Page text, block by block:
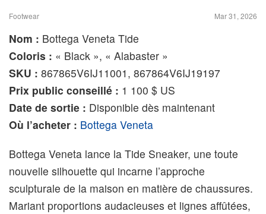
Footwear Mar 31, 2026
Nom : Bottega Veneta Tide
Coloris : « Black », « Alabaster »
SKU : 867865V6IJ11001, 867864V6IJ19197
Prix public conseillé : 1 100 $ US
Date de sortie : Disponible dès maintenant
Où l’acheter : Bottega Veneta
Bottega Veneta lance la Tide Sneaker, une toute
nouvelle silhouette qui incarne l’approche
sculpturale de la maison en matière de chaussures.
Mariant proportions audacieuses et lignes affûtées,